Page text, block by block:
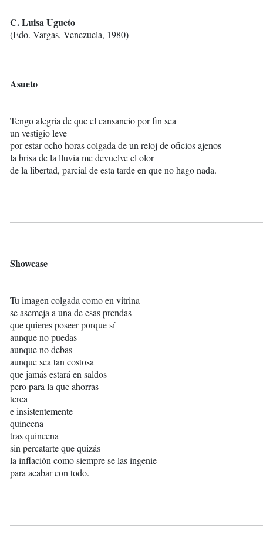
C. Luisa Ugueto
(Edo. Vargas, Venezuela, 1980)
Asueto
Tengo alegría de que el cansancio por fin sea
un vestigio leve
por estar ocho horas colgada de un reloj de oficios ajenos
la brisa de la lluvia me devuelve el olor
de la libertad, parcial de esta tarde en que no hago nada.
Showcase
Tu imagen colgada como en vitrina
se asemeja a una de esas prendas
que quieres poseer porque sí
aunque no puedas
aunque no debas
aunque sea tan costosa
que jamás estará en saldos
pero para la que ahorras
terca
e insistentemente
quincena
tras quincena
sin percatarte que quizás
la inflación como siempre se las ingenie
para acabar con todo.